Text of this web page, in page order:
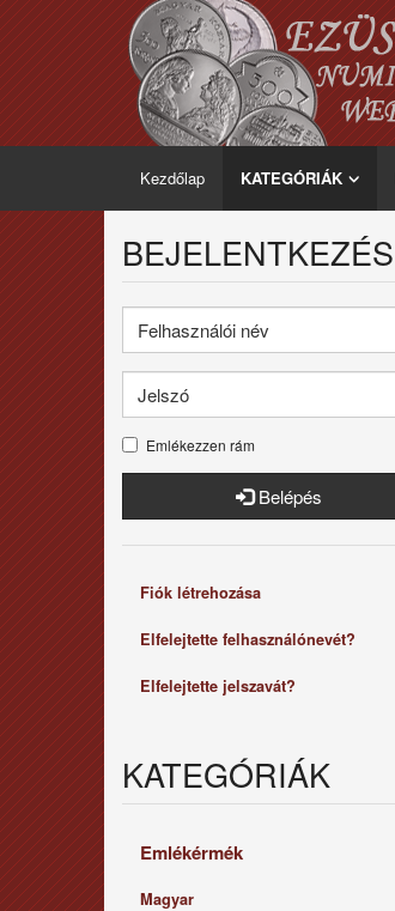
Kezdőlap KATEGÓRIÁK
BEJELENTKEZÉS
Emlékezzen rám
Belépés
Fiók létrehozása
Elfelejtette felhasználónevét?
Elfelejtette jelszavát?
KATEGÓRIÁK
Emlékérmék
Magyar